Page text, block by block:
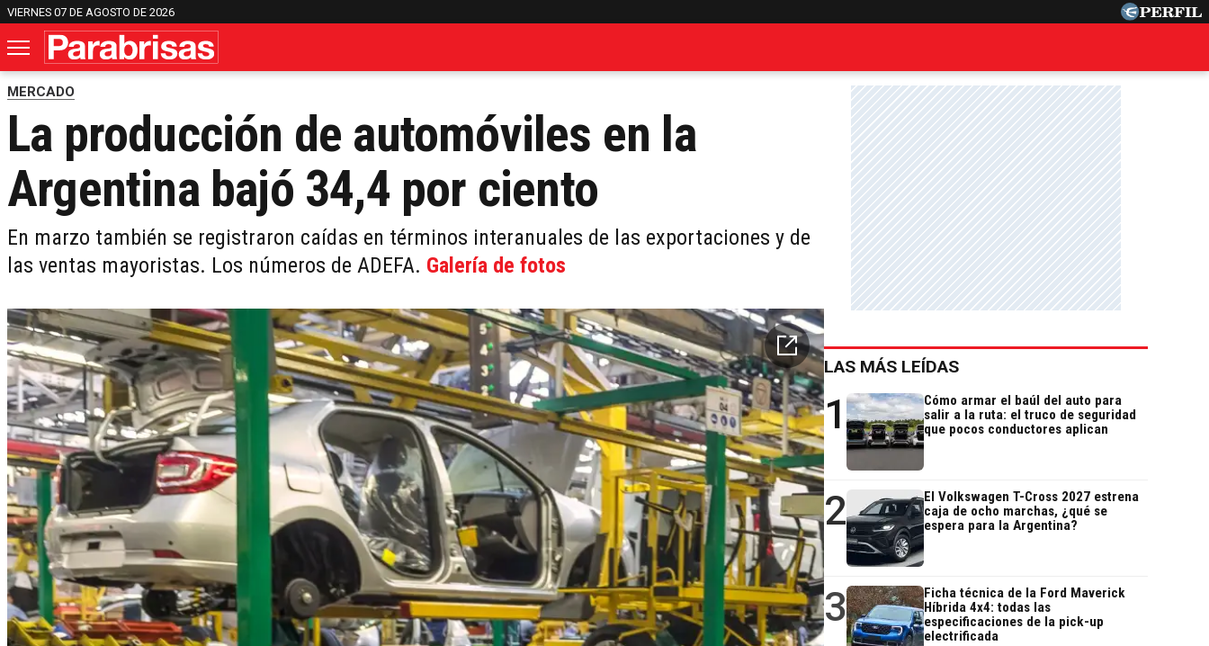
VIERNES 07 DE AGOSTO DE 2026
MERCADO
La producción de automóviles en la
Argentina bajó 34,4 por ciento
En marzo también se registraron caídas en términos interanuales de las exportaciones y de
las ventas mayoristas. Los números de ADEFA. Galería de fotos
LAS MÁS LEÍDAS
1
Cómo armar el baúl del auto para
salir a la ruta: el truco de seguridad
que pocos conductores aplican
2
El Volkswagen T-Cross 2027 estrena
caja de ocho marchas, ¿qué se
espera para la Argentina?
3
Ficha técnica de la Ford Maverick
Híbrida 4x4: todas las
especificaciones de la pick-up
electrificada